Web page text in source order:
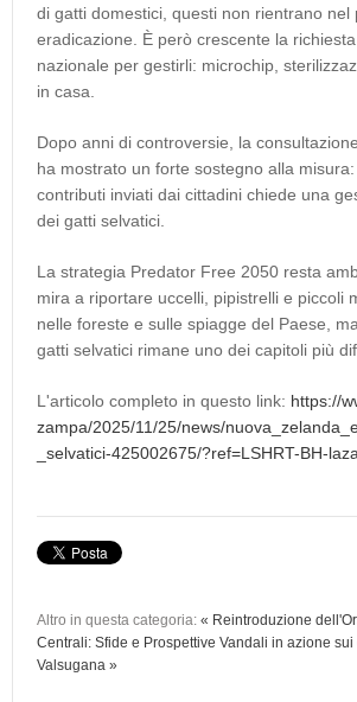
di gatti domestici, questi non rientrano nel
eradicazione. È però crescente la
nazionale per gestirli: microchip,
in casa.
Dopo anni di controversie, la
ha mostrato un forte sostegno alla
contributi inviati dai cittadini chiede una
dei gatti selvatici.
La strategia Predator Free 2050 resta
mira a riportare uccelli, pipistrelli e piccoli
nelle foreste e sulle spiagge del Paese,
gatti selvatici rimane uno dei capitoli più
L'articolo completo in questo link: https://
zampa/2025/11/25/news/
_selvatici-425002675/?ref=LSHRT-BH-
Altro in questa categoria: « Reintroduzione
Centrali: Sfide e Prospettive Vandali in azione
Valsugana »